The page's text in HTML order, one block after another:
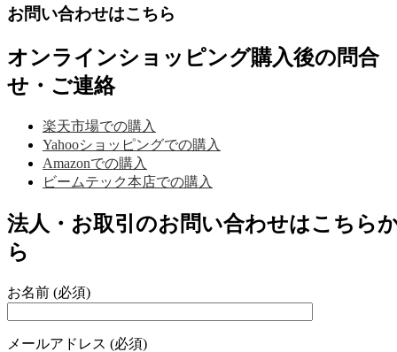
お問い合わせはこちら
オンラインショッピング購入後の問合
せ・ご連絡
楽天市場での購入
Yahooショッピングでの購入
Amazonでの購入
ビームテック本店での購入
法人・お取引のお問い合わせはこちら
ら
お名前 (必須)
メールアドレス (必須)